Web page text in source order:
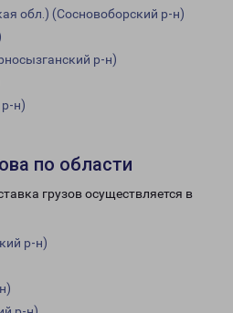
обл.) (Сосновоборский р-н)
р-н)
н)
по области
грузов осуществляется в
р-н)